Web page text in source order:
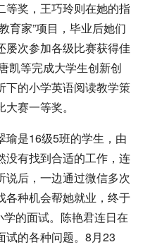
等奖，王巧玲则在她的指
育家”项目，毕业后她们
屡次参加各级比赛获得佳
凯等完成大学生创新创
下的小学英语阅读教学策
赛一等奖。
瑜是16级5班的学生，由
没有找到合适的工作，连
说后，一边通过微信多次
各种机会帮她就业，终于
的面试。陈艳君连日在
试的各种问题。8月23